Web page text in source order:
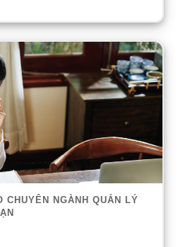
CHUYÊN NGÀNH QUẢN LÝ